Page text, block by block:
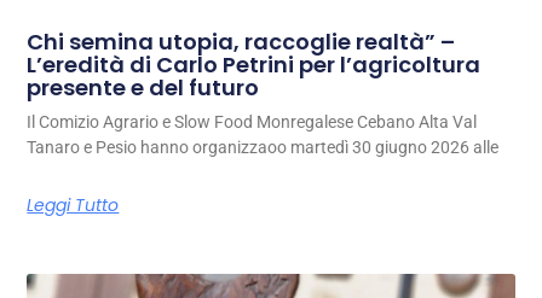
Chi semina utopia, raccoglie realtà” –
L’eredità di Carlo Petrini per l’agricoltura
presente e del futuro
Il Comizio Agrario e Slow Food Monregalese Cebano Alta Val
Tanaro e Pesio hanno organizzaoo martedì 30 giugno 2026 alle
Leggi Tutto